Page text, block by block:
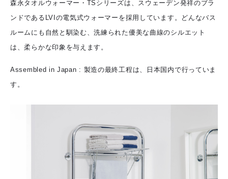
森永タオルウォーマー・TSシリーズは、スウェーデン発祥のブラ
ンドであるLVIの電気式ウォーマーを採用しています。どんなバス
ルームにも自然と馴染む、洗練られた優美な曲線のシルエット
は、柔らかな印象を与えます。
Assembled in Japan : 製造の最終工程は、日本国内で行っていま
す。